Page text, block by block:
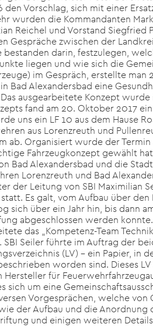
Vorschlag, sich mit einer
wurden die Kommandanten
Reichel und Vorstand Siegfried
Gespräche zwischen der
bestanden darin, festzulegen,
liegen und wie sich die
im Gespräch, erstellte man
Bad Alexandersbad eine
ausgearbeitete Konzept
fand am 20. Oktober 2017
uns ein LF 10 aus dem Hause
aus Lorenzreuth und
ab. Organisiert wurde der Termin
Fahrzeugkonzept gewählt
Bad Alexandersbad und die
Lorenzreuth und Bad
der Leitung von SBI Maximilian
Es galt, vom Aufbau über den
sich über ein Jahr hin, bis dann
abgeschlossen werden
das „Kompetenz-Team
Seiler führte im Auftrag der
(LV) – ein Papier, in
worden sind. Dieses
für
sich um eine
Vorgesprächen, welche
der Aufbau und die Anordnung
und einigen weiteren